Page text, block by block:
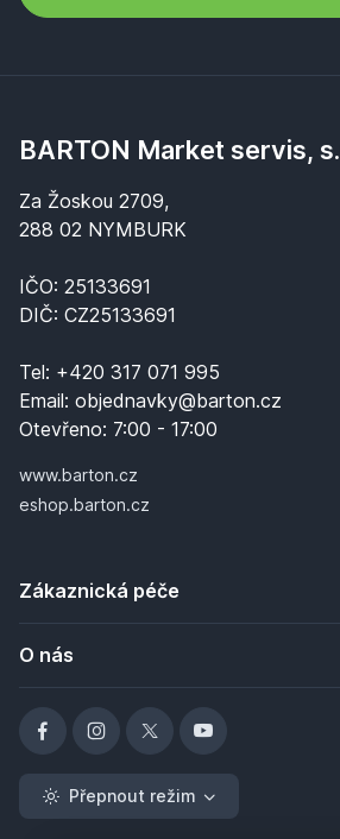
BARTON Market servis,
Za Žoskou 2709,
288 02 NYMBURK
IČO: 25133691
DIČ: CZ25133691
Tel: +420 317 071 995
Email: objednavky@barton.cz
Otevřeno: 7:00 - 17:00
www.barton.cz
eshop.barton.cz
Zákaznická péče
O nás
Přepnout režim